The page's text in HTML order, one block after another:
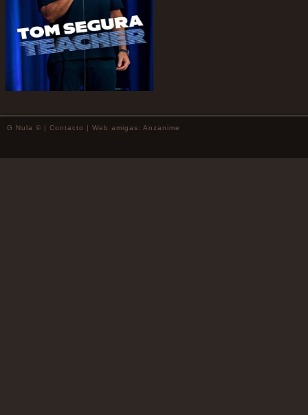
G Nula © | Contacto | Web amigas: Anzanime